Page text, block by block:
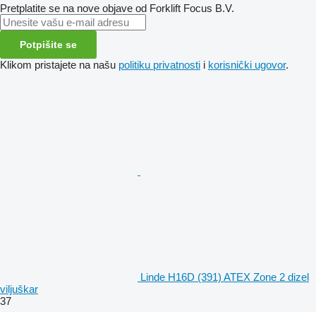
Pretplatite se na nove objave od Forklift Focus B.V.
Potpišite se
Klikom pristajete na našu politiku privatnosti i korisnički ugovor.
Linde H16D (391) ATEX Zone 2 dizel
viljuškar
37